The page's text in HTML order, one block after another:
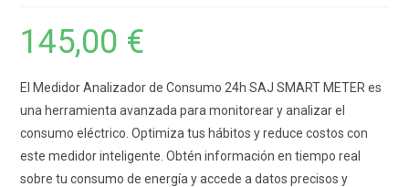
145,00 €
El Medidor Analizador de Consumo 24h SAJ SMART METER es
una herramienta avanzada para monitorear y analizar el
consumo eléctrico. Optimiza tus hábitos y reduce costos con
este medidor inteligente. Obtén información en tiempo real
sobre tu consumo de energía y accede a datos precisos y